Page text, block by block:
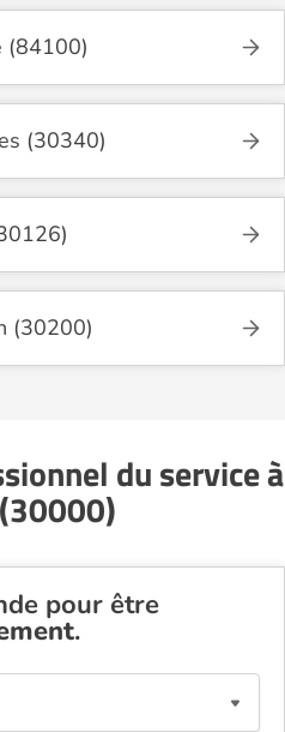
(84100)
(30340)
(30200)
du service à
pour être
.